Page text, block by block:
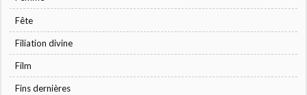
Fête
Filiation divine
Film
Fins dernières